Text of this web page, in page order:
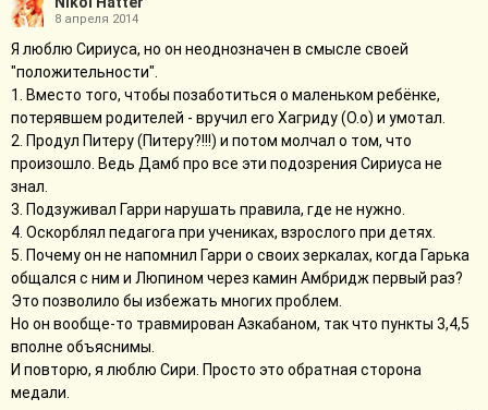
8 апреля 2014
Я люблю Сириуса, но он неоднозначен в смысле своей
"положительности".
1. Вместо того, чтобы позаботиться о маленьком ребёнке,
потерявшем родителей - вручил его Хагриду (О.о) и умотал.
2. Продул Питеру (Питеру?!!!) и потом молчал о том, что
произошло. Ведь Дамб про все эти подозрения Сириуса не
знал.
3. Подзуживал Гарри нарушать правила, где не нужно.
4. Оскорблял педагога при учениках, взрослого при детях.
5. Почему он не напомнил Гарри о своих зеркалах, когда Гарька
общался с ним и Люпином через камин Амбридж первый раз?
Это позволило бы избежать многих проблем.
Но он вообще-то травмирован Азкабаном, так что пункты 3,4,5
вполне объяснимы.
И повторю, я люблю Сири. Просто это обратная сторона
медали.